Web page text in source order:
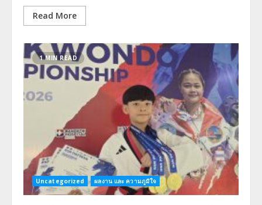
Read More
1 MIN READ
Uncategorized ผลงาน และ ความภูมิใจ